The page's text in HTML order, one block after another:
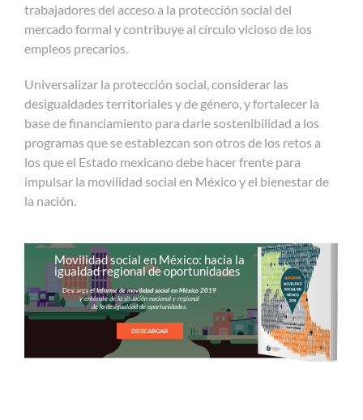
trabajadores del acceso a la protección social del
mercado formal y contribuye al círculo vicioso de los
empleos precarios.
Universalizar la protección social, considerar las
desigualdades territoriales y de género, y fortalecer la
base de financiamiento para darle sostenibilidad a los
programas que se establezcan son otros de los retos a
los que el Estado mexicano debe hacer frente para
impulsar la movilidad social en México y el bienestar de
la nación.
Movilidad social en México: hacia la
igualdad regional de oportunidades
Descarga elInforme de movilidad social en México 2019
y entérate de la situación nacional y regional
de la desigualdad de oportunidades.
DESCARGAR